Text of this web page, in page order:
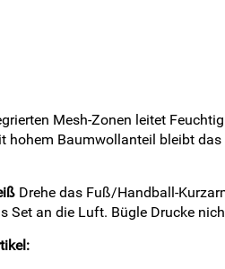
Mesh-Zonen leitet
Baumwollanteil bleibt
Drehe das Fuß/Handball-
an die Luft. Bügle Drucke